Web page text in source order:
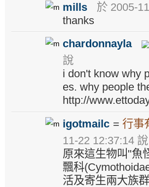
mills
於 2005-
thanks
chardonnayla
說
i don't know why
es. why people
http://
igotmailc =行事
11-22 12:37:14 說
原來這生物叫"魚
飄科
活及寄生兩大族